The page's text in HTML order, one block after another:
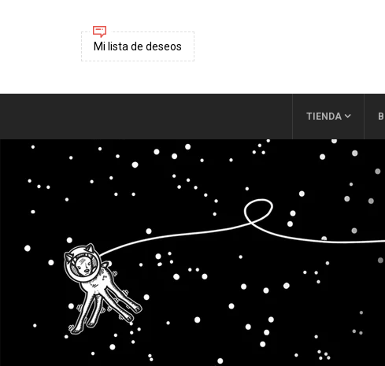
Mi lista de deseos
TIENDA